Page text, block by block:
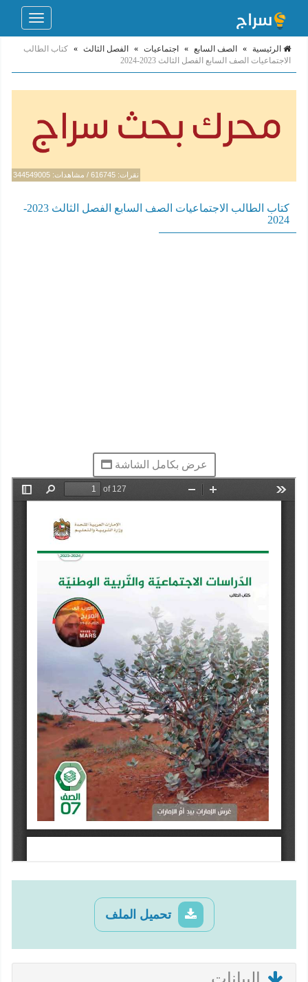
Toggle
الرئيسية » الصف السابع » اجتماعيات » الفصل الثالث » كتاب الطالب
الاجتماعيات الصف السابع الفصل الثالث 2023-2024
نقرات: 616745 / مشاهدات: 344549005
كتاب الطالب الاجتماعيات الصف السابع الفصل الثالث 2023-
2024
عرض بكامل الشاشة
تحميل الملف
البيانات